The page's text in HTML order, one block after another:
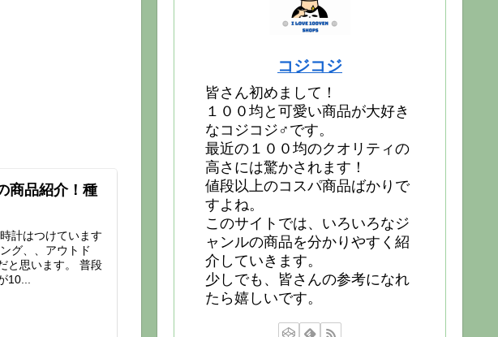
商品紹介！種
計はつけています
グ、、アウトド
と思います。 普段
10...
コジコジ
皆さん初めまして！
１００均と可愛い商品が大好き
なコジコジ♂です。
最近の１００均のクオリティの
高さには驚かされます！
値段以上のコスパ商品ばかりで
すよね。
このサイトでは、いろいろなジ
ャンルの商品を分かりやすく紹
介していきます。
少しでも、皆さんの参考になれ
たら嬉しいです。